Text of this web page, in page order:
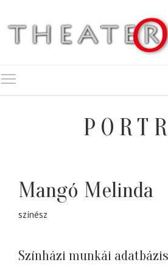
Mangó Melinda
színész
Színházi munkái